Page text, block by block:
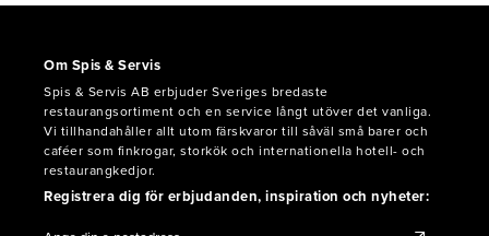
Om Spis & Servis
Spis & Servis AB erbjuder Sveriges bredaste
restaurangsortiment och en service långt utöver det vanliga.
Vi tillhandahåller allt utom färskvaror till såväl små barer och
caféer som finkrogar, storkök och internationella hotell- och
restaurangkedjor.
Registrera dig för erbjudanden, inspiration och nyheter: